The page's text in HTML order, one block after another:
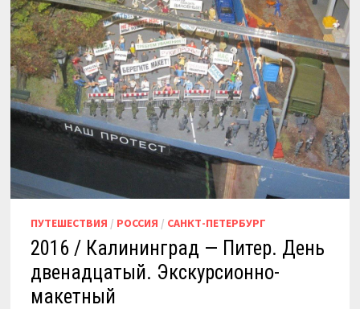
ПУТЕШЕСТВИЯ / РОССИЯ / САНКТ-ПЕТЕРБУРГ
2016 / Калининград — Питер. День
двенадцатый. Экскурсионно-
макетный